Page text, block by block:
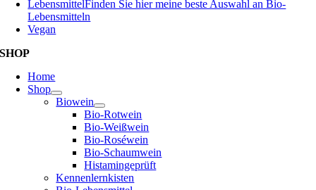
LebensmittelFinden Sie hier meine beste Auswahl an Bio-
Lebensmitteln
Vegan
SHOP
Home
Shop
Biowein
Bio-Rotwein
Bio-Weißwein
Bio-Roséwein
Bio-Schaumwein
Histamingeprüft
Kennenlernkisten